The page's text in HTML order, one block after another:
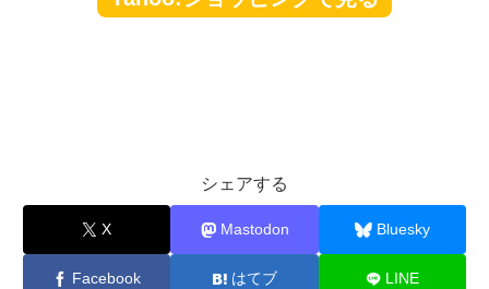
シェアする
X Mastodon Bluesky
Facebook はてブ LINE